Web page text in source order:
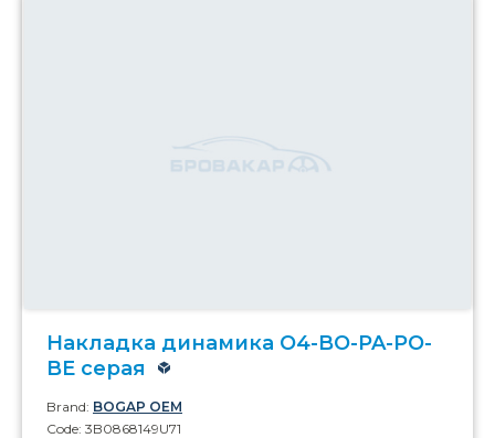
Накладка динамика O4-BO-PA-PO-
BE серая
Brand: BOGAP OEM
Code: 3B0868149U71